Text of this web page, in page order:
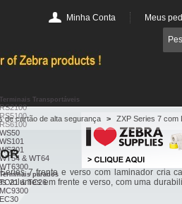
Minha Conta Meus
Terminais Transportáveis
RS2100
RS5100
RS6100
WS50
WS101
WS301
WT54 & WT64
WT6300
Terminais parados
TC21 & TC26
MC9300
EC30
de cartão de alta segurança > ZXP Series 7 com
7 frente e verso com laminador cria
volumes em frente e verso, com uma